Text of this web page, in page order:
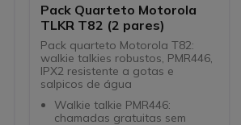
Pack Quarteto Motorola
TLKR T82 (2 pares)
Pack quarteto Motorola T82:
walkie talkies robustos, PMR446,
IPX2 resistente a gotas e
salpicos de água
Walkie talkie PMR446:
chamadas gratuitas sem